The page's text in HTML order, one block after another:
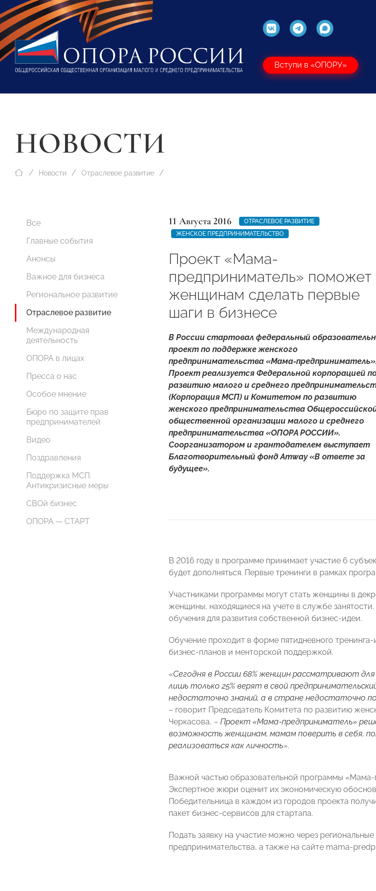
Вступи в «ОПОРУ»
НОВОСТИ
Новости Отраслевое развитие
Все
Главные события
Анонсы
Важное для бизнеса
Региональное развитие
Отраслевое развитие
Международная
деятельность
ОПОРА в лицах
Пресса о нас
Особое мнение
Бюро по защите прав
предпринимателей
Видео
Поздравления
Поддержка МСП.
Антикризисные меры
СВОй бизнес
ОПОРА — СТАРТ
11 Августа 2016
ОТРАСЛЕВОЕ РАЗВИТИЕ
ЖЕНСКОЕ ПРЕДПРИНИМАТЕЛЬСТВО
Проект «Мама-
предприниматель» поможет
женщинам сделать первые
шаги в бизнесе
В России стартовал федеральный
проект по поддержке женского
предпринимательства «Мама-предприниматель».
Проект реализуется Федеральной корпорацией
развитию малого и среднего
(Корпорация МСП) и Комитетом по развитию
женского предпринимательства
общественной организации малого и среднего
предпринимательства «ОПОРА РОССИИ».
Соорганизатором и грантодателем выступает
Благотворительный фонд Amway «В ответе за
будущее».
В 2016 году в программе принимает участие 6
будет дополняться. Первые тренинги в рамках
Участниками программы могут стать женщины в
женщины, находящиеся на учете в службе
обучения для развития собственной бизнес-идеи.
Обучение проходит в форме пятидневного
бизнес-планов и менторской поддержкой.
«Сегодня в России 68% женщин рассматривают
лишь только 25% верят в свой
недостаточно знаний, а в стране недостаточно
– говорит Председатель Комитета по развитию
Черкасова, – Проект «Мама-предприниматель»
возможность женщинам, мамам поверить в себя,
реализоваться как личность».
Важной частью образовательной программы «Мама-
Экспертное жюри оценит их экономическую
Победительница в каждом из городов проекта
пакет бизнес-сервисов для стартапа.
Подать заявку на участие можно через
предпринимательства, а также на сайте mama-